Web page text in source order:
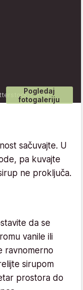
Pogledaj
fotogaleriju
canva
sačuvajte. U
pa kuvajte
ne proključa.
da se
vanile ili
ravnomerno
sirupom
prostora do